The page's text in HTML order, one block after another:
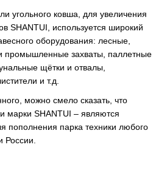
угольного ковша, для увеличения
SHANTUI, используется широкий
оборудования: лесные,
промышленные захваты, паллетные
щётки и отвалы,
и т.д.
можно смело сказать, что
марки SHANTUI – являются
пополнения парка техники любого
России.